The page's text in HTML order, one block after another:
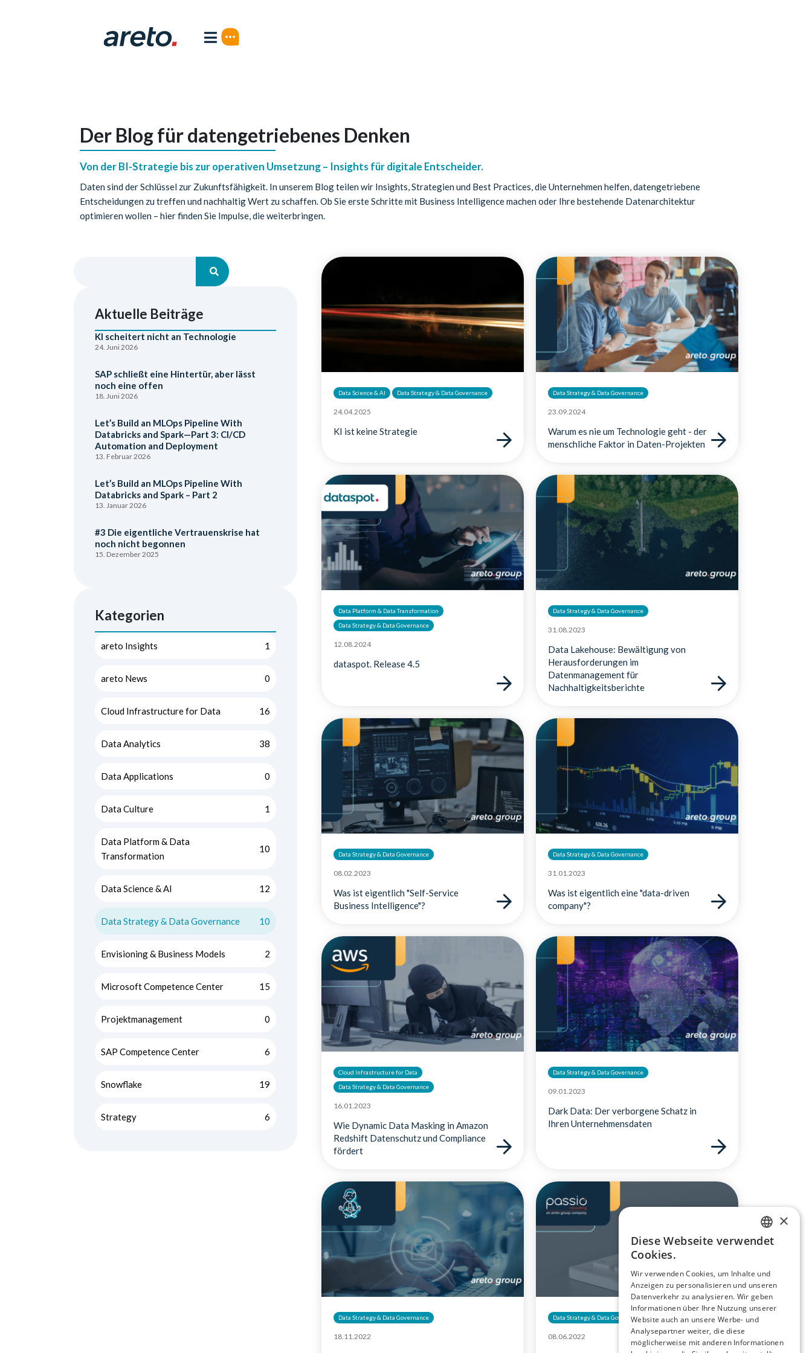
Der Blog für datengetriebenes Denken
Von der BI-Strategie bis zur operativen Umsetzung – Insights für digitale Entscheider.
Daten sind der Schlüssel zur Zukunftsfähigkeit. In unserem Blog teilen wir Insights, Strategien und Best Practices, die Unternehmen helfen, datengetriebene
Entscheidungen zu treffen und nachhaltig Wert zu schaffen. Ob Sie erste Schritte mit Business Intelligence machen oder Ihre bestehende Datenarchitektur
optimieren wollen – hier finden Sie Impulse, die weiterbringen.
Aktuelle Beiträge
KI scheitert nicht an Technologie
24. Juni 2026
SAP schließt eine Hintertür, aber lässt
noch eine offen
18. Juni 2026
Let’s Build an MLOps Pipeline With
Databricks and Spark—Part 3: CI/CD
Automation and Deployment
13. Februar 2026
Let’s Build an MLOps Pipeline With
Databricks and Spark – Part 2
13. Januar 2026
#3 Die eigentliche Vertrauenskrise hat
noch nicht begonnen
15. Dezember 2025
Kategorien
areto Insights 1
areto News 0
Cloud Infrastructure for Data 16
Data Analytics 38
Data Applications 0
Data Culture 1
Data Platform & Data
Transformation
10
Data Science & AI 12
Data Strategy & Data Governance 10
Envisioning & Business Models 2
Microsoft Competence Center 15
Projektmanagement 0
SAP Competence Center 6
Snowflake 19
Strategy 6
Data Science & AI Data Strategy & Data Governance
24.04.2025
KI ist keine Strategie
Data Strategy & Data Governance
23.09.2024
Warum es nie um Technologie geht - der
menschliche Faktor in Daten-Projekten
Data Platform & Data Transformation
Data Strategy & Data Governance
12.08.2024
dataspot. Release 4.5
Data Strategy & Data Governance
31.08.2023
Data Lakehouse: Bewältigung von
Herausforderungen im
Datenmanagement für
Nachhaltigkeitsberichte
Data Strategy & Data Governance
08.02.2023
Was ist eigentlich "Self-Service
Business Intelligence"?
Data Strategy & Data Governance
31.01.2023
Was ist eigentlich eine "data-driven
company"?
Cloud Infrastructure for Data
Data Strategy & Data Governance
16.01.2023
Wie Dynamic Data Masking in Amazon
Redshift Datenschutz und Compliance
fördert
Data Strategy & Data Governance
09.01.2023
Dark Data: Der verborgene Schatz in
Ihren Unternehmensdaten
Data Strategy & Data Governance
18.11.2022
Data Strategy & Data Governance
08.06.2022
GERMAN
×
Diese Webseite verwendet
Cookies.
Wir verwenden Cookies, um Inhalte und
Anzeigen zu personalisieren und unseren
Datenverkehr zu analysieren. Wir geben
Informationen über Ihre Nutzung unserer
Website auch an unsere Werbe- und
Analysepartner weiter, die diese
möglicherweise mit anderen Informationen